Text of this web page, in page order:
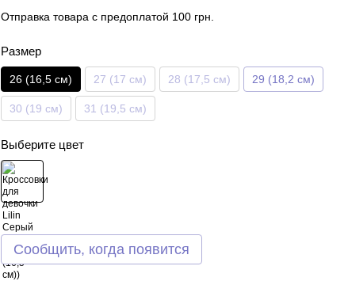
Отправка товара с предоплатой 100 грн.
Размер
26 (16,5 см) 27 (17 см) 28 (17,5 см) 29 (18,2 см)
30 (19 см) 31 (19,5 см)
Выберите цвет
Сообщить, когда появится